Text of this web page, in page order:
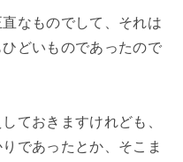
なものでして、それは
どいものであったので
ておきますけれども、
であったとか、そこま